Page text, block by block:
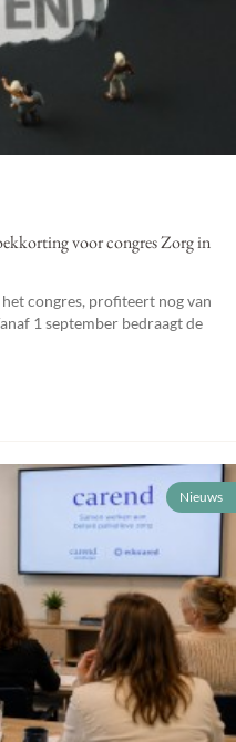
voor congres Zorg in
congres, profiteert nog van
1 september bedraagt de
Nieuws